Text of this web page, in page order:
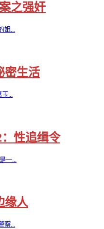
之强奸
...
密生活
...
性追缉令
一...
缘人
察...